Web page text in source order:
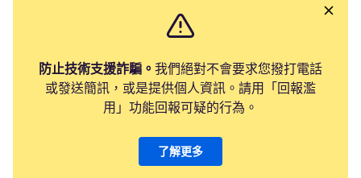
防止技術支援詐騙。 我們絕對不會要求您撥打電話
或發送簡訊，或是提供個人資訊。請用「回報濫
用」功能回報可疑的行為。
了解更多